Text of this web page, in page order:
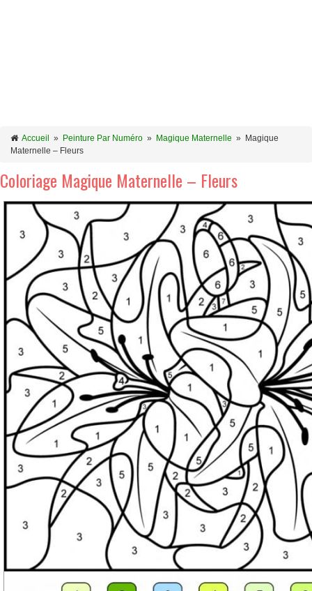
Accueil » Peinture Par Numéro » Magique Maternelle »
Magique
Maternelle – Fleurs
Coloriage Magique Maternelle – Fleurs